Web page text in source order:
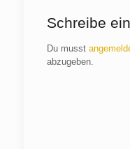
Schreibe
Du musst
abzugeben.